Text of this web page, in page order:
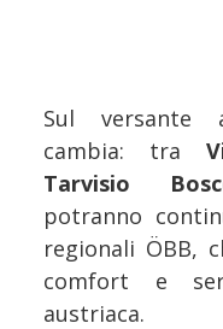
Sul versante
cambia: tra
Tarvisio
potranno
regionali ÖBB,
comfort e
austriaca.